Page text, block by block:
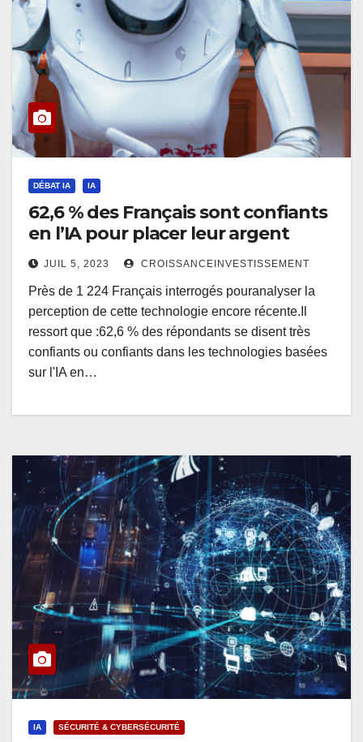
DÉBAT IA IA
62,6 % des Français sont confiants
en l’IA pour placer leur argent
JUIL 5, 2023 CROISSANCEINVESTISSEMENT
Près de 1 224 Français interrogés pouranalyser la
perception de cette technologie encore récente.Il
ressort que :62,6 % des répondants se disent très
confiants ou confiants dans les technologies basées
sur l'IA en…
IA SÉCURITÉ & CYBERSÉCURITÉ